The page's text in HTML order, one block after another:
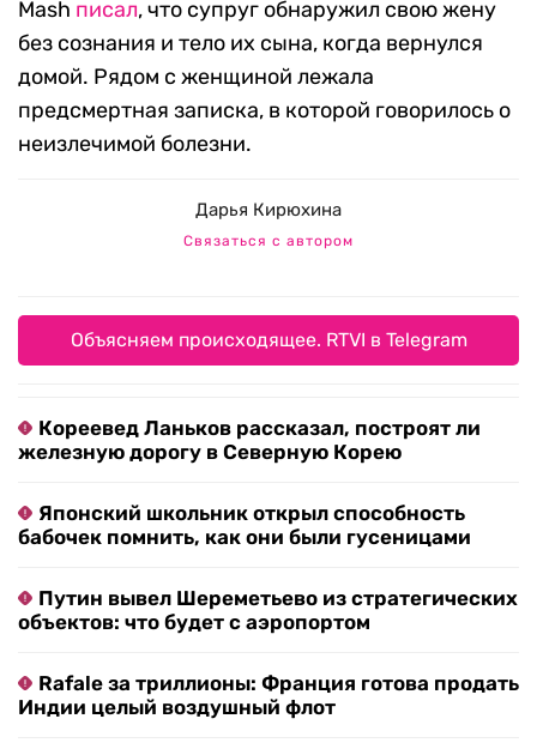
Mash писал, что супруг обнаружил свою жену
без сознания и тело их сына, когда вернулся
домой. Рядом с женщиной лежала
предсмертная записка, в которой говорилось о
неизлечимой болезни.
Дарья Кирюхина
Связаться с автором
Объясняем происходящее. RTVI в Telegram
Кореевед Ланьков рассказал, построят ли
железную дорогу в Северную Корею
Японский школьник открыл способность
бабочек помнить, как они были гусеницами
Путин вывел Шереметьево из стратегических
объектов: что будет с аэропортом
Rafale за триллионы: Франция готова продать
Индии целый воздушный флот